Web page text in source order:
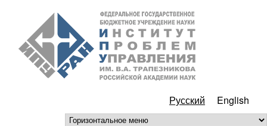
Перейти к основному
содержанию
РАН
Русский English
горизонтальное меню